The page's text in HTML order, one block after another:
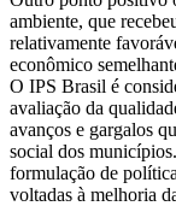
ambiente, que
relativamente
econômico
O IPS Brasil é
avaliação da
avanços e gargalos
social dos
formulação de
voltadas à melhoria